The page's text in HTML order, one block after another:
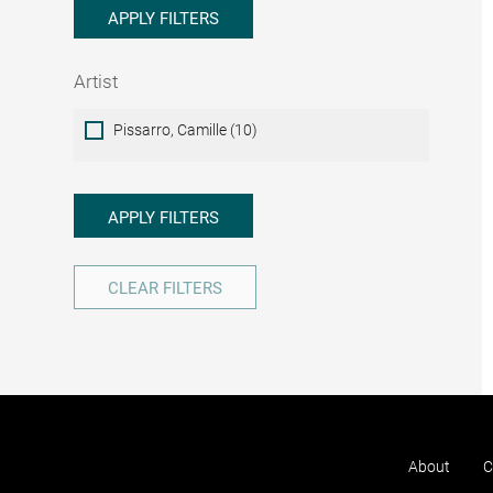
APPLY FILTERS
Artist
ArtistPissarro, Camille (10)
APPLY FILTERS
CLEAR FILTERS
About